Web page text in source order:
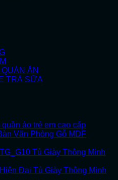
ĂN
TRÀ SỮA
quần áo trẻ em cao cấp
Văn Phòng Gỗ MDF
Tủ Giày Thông Minh
Tủ Giày Thông Minh